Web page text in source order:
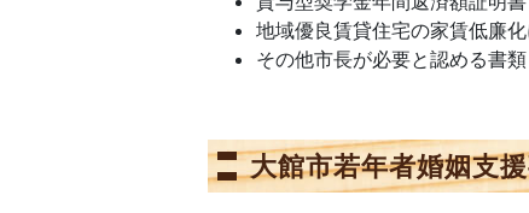
地域優良賃貸住宅の家賃低廉
その他市長が必要と認める書
大館市若年者婚姻支